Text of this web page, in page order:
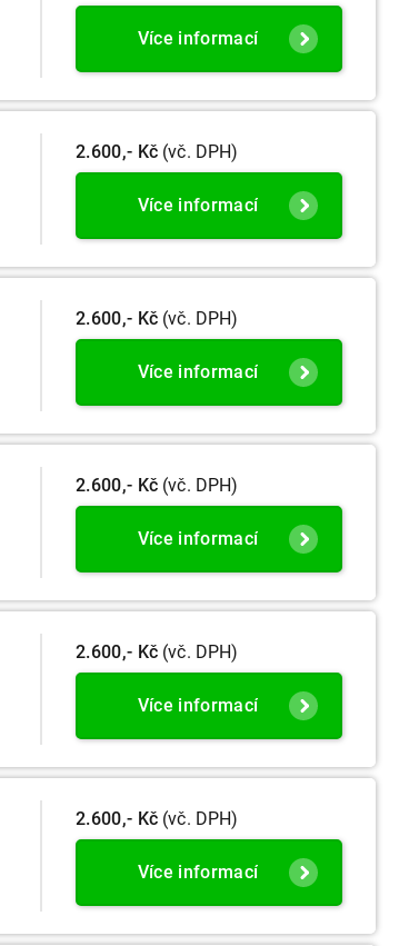
Více informací
2.600,- Kč (vč. DPH)
Více informací
2.600,- Kč (vč. DPH)
Více informací
2.600,- Kč (vč. DPH)
Více informací
2.600,- Kč (vč. DPH)
Více informací
2.600,- Kč (vč. DPH)
Více informací